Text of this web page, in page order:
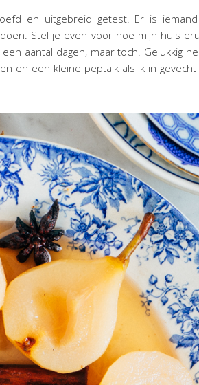
en uitgebreid getest. Er is
Stel je even voor hoe mijn huis
aantal dagen, maar toch. Gelukkig
en een kleine peptalk als ik in